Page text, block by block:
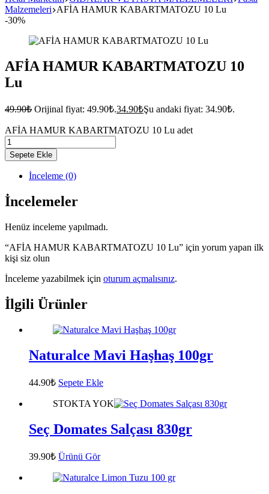
Malzemeleri AFİA HAMUR KABARTMATOZU 10 Lu
-30%
AFİA HAMUR KABARTMATOZU 10
Lu
49.90₺ Orijinal fiyat: 49.90₺.34.90₺Şu andaki fiyat: 34.90₺.
AFİA HAMUR KABARTMATOZU 10 Lu adet
Sepete Ekle
İnceleme (0)
İncelemeler
Henüz inceleme yapılmadı.
“AFİA HAMUR KABARTMATOZU 10 Lu” için yorum yapan ilk
kişi siz olun
İnceleme yazabilmek için oturum açmalısınız.
İlgili Ürünler
Naturalce Mavi Haşhaş 100gr
44.90₺ Sepete Ekle
STOKTA YOK
Seç Domates Salçası 830gr
39.90₺ Ürünü Gör